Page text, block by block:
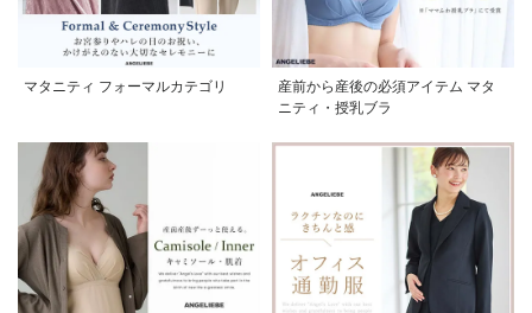
マタニティ フォーマルカテゴリ
産前から産後の必須アイテム マタ
ニティ・授乳ブラ